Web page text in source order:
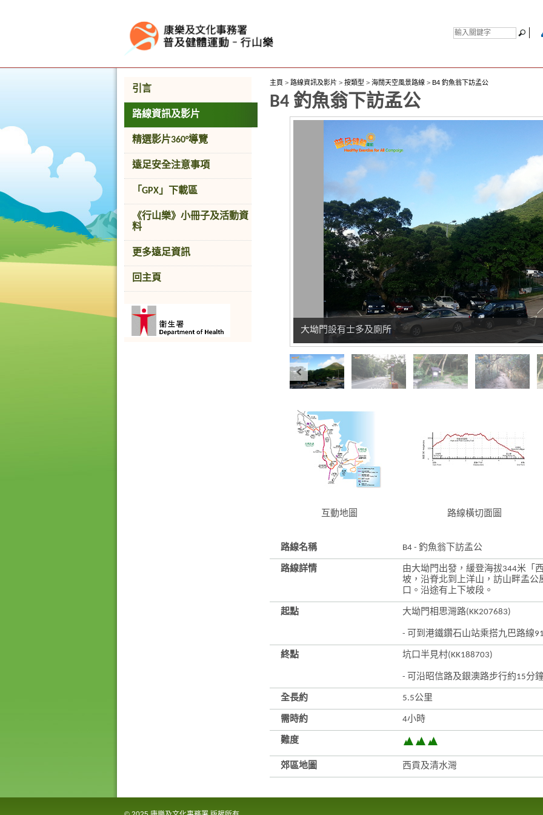
按“Tab”進入菜單
引言
路線資訊及影片
精選影片360°導覽
遠足安全注意事項
「GPX」下載區
《行山樂》小冊子及活動資
料
更多遠足資訊
回主頁
主頁 > 路線資訊及影片 > 按類型 > 海闊天空風景路線 > B4 釣魚翁下訪孟公
B4 釣魚翁下訪孟公
大坳門設有士多及廁所
互動地圖 路線橫切面圖
路線名稱 B4 - 釣魚翁下訪孟公
路線詳情
由大坳門出發，緩登海拔344米「
坡，沿脊北到上洋山，訪山畔孟公
口。沿途有上下坡段。
起點 大坳門相思灣路(KK207683)
- 可到港鐵鑽石山站乘搭九巴路線
終點 坑口半見村(KK188703)
- 可沿昭信路及銀澳路步行約15分
全長約 5.5公里
需時約 4小時
難度
郊區地圖 西貢及清水灣